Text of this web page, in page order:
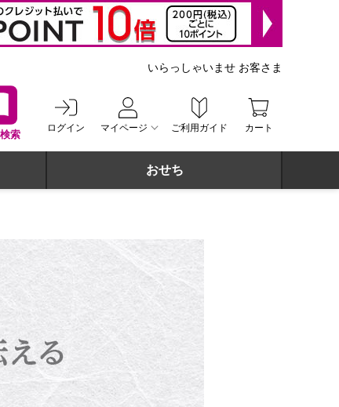
索
ログイン マイページ ご利用ガイド カート
いらっしゃいませ お客さま
おせち